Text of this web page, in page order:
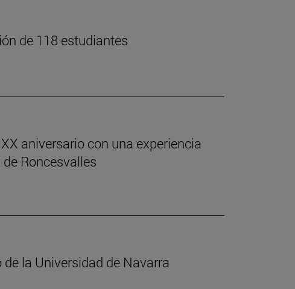
de 118 estudiantes
aniversario con una experiencia
Roncesvalles
la Universidad de Navarra